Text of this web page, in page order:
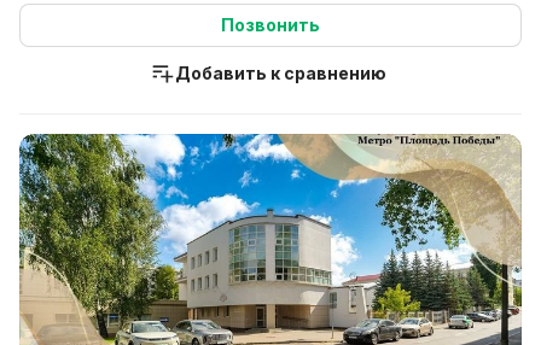
Позвонить
Добавить к сравнению